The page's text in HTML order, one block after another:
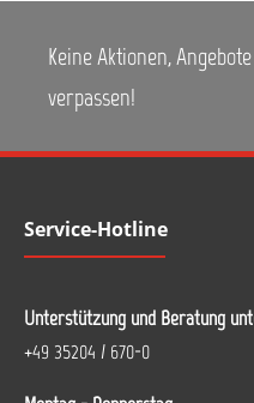
Keine Aktionen,
verpassen!
Service-Hotline
Unterstützung und Beratung
+49 35204 / 670-0